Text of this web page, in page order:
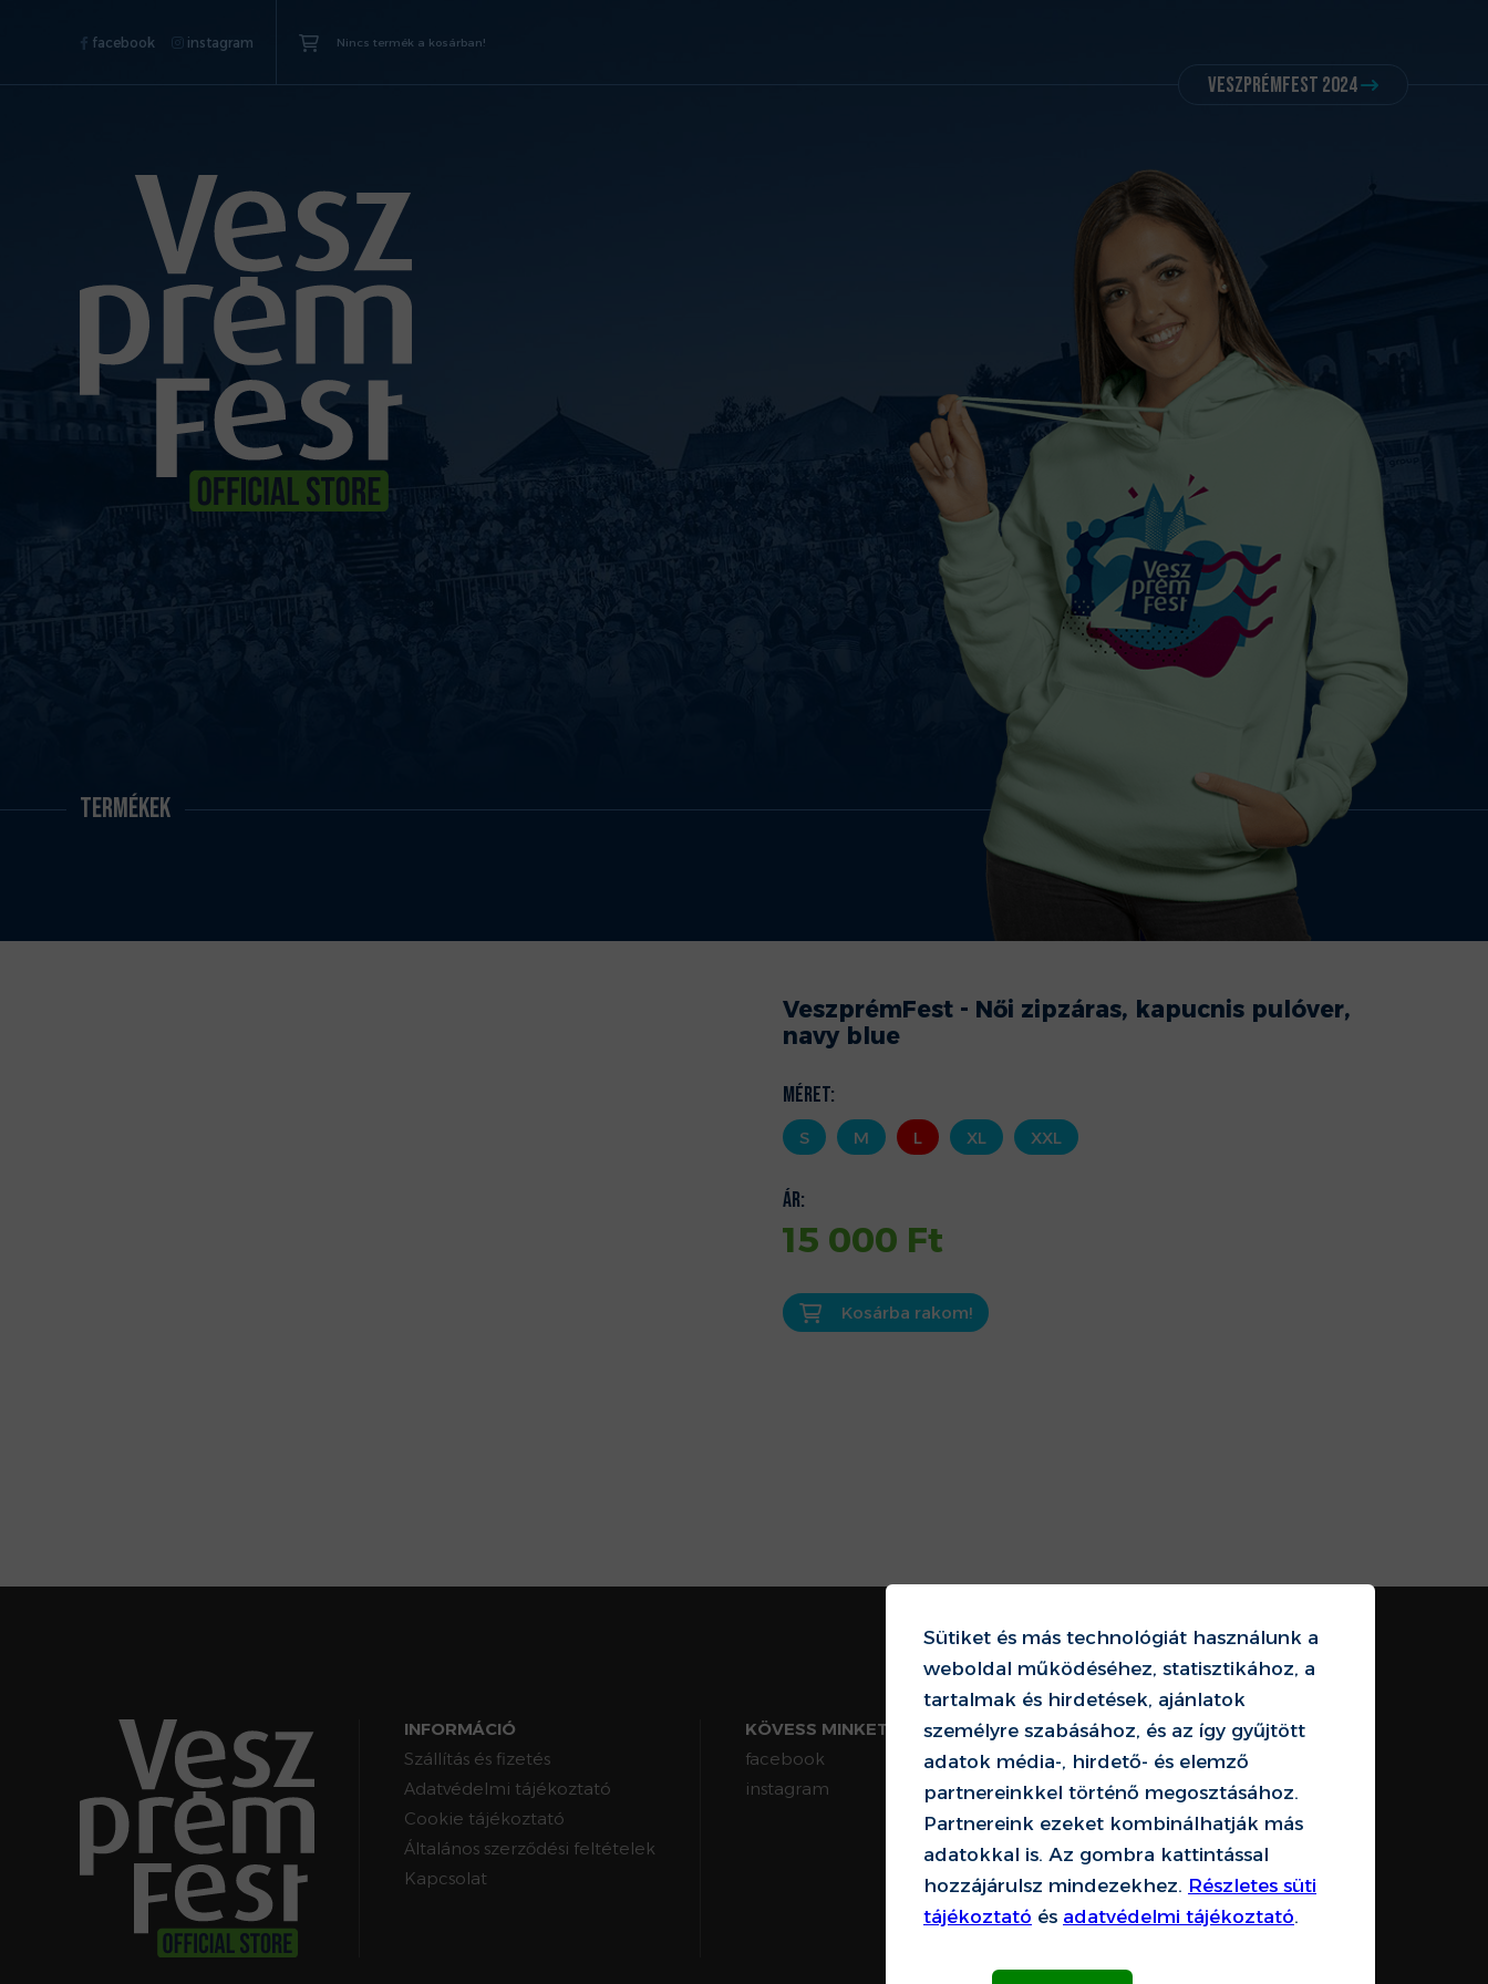
facebook instagram Nincs termék a kosárban!
VeszprémFest 2024
Termékek
VeszprémFest - Női zipzáras, kapucnis pulóver,
navy blue
Méret:
S M L XL XXL
Ár:
15 000 Ft
Kosárba rakom!
INFORMÁCIÓ
Szállítás és fizetés
Adatvédelmi tájékoztató
Cookie tájékoztató
Általános szerződési feltételek
Kapcsolat
KÖVESS MINKET!
facebook
instagram
Sütiket és más technológiát használunk a
weboldal működéséhez, statisztikához, a
tartalmak és hirdetések, ajánlatok
személyre szabásához, és az így gyűjtött
adatok média-, hirdető- és elemző
partnereinkkel történő megosztásához.
Partnereink ezeket kombinálhatják más
adatokkal is. Az gombra kattintással
hozzájárulsz mindezekhez. Részletes süti
tájékoztató és adatvédelmi tájékoztató.